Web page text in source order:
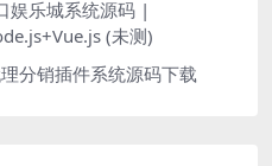
娱乐城系统源码 |
(未测)
分销插件系统源码下载